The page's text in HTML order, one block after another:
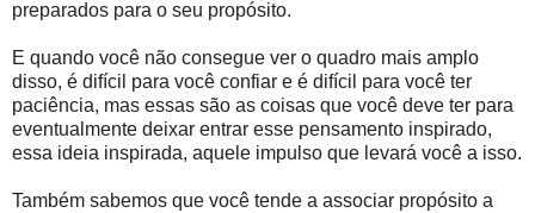
preparados para o seu propósito.
E quando você não consegue ver o quadro mais amplo
disso, é difícil para você confiar e é difícil para você ter
paciência, mas essas são as coisas que você deve ter para
eventualmente deixar entrar esse pensamento inspirado,
essa ideia inspirada, aquele impulso que levará você a isso.
Também sabemos que você tende a associar propósito a